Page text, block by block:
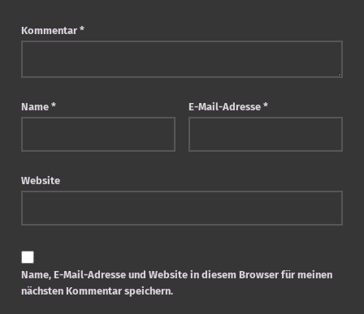
Kommentar *
Name * E-Mail-Adresse *
Website
Name, E-Mail-Adresse und Website in diesem Browser für meinen
nächsten Kommentar speichern.